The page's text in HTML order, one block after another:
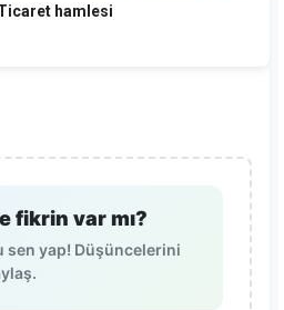
hamlesi
fikrin var mı?
sen yap! Düşüncelerini